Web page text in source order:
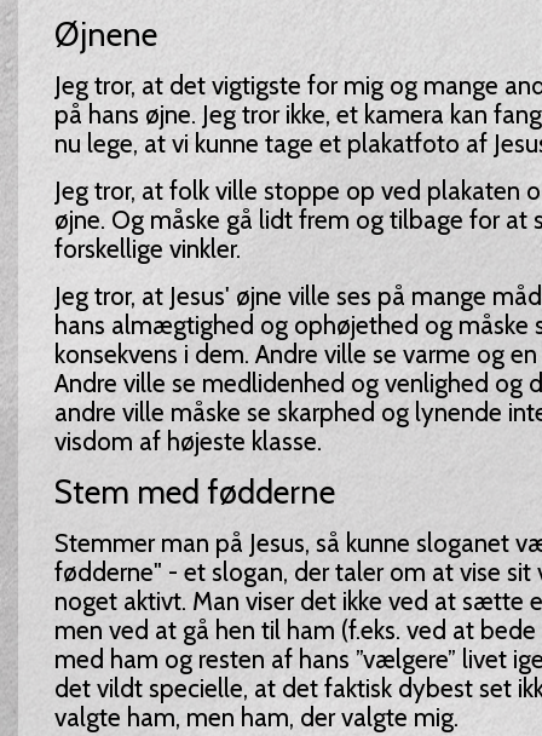
Øjnene
Jeg tror, at det vigtigste for mig og mange
på hans øjne. Jeg tror ikke, et kamera kan
nu lege, at vi kunne tage et plakatfoto af
Jeg tror, at folk ville stoppe op ved plakaten
øjne. Og måske gå lidt frem og tilbage for at
forskellige vinkler.
Jeg tror, at Jesus' øjne ville ses på mange
hans almægtighed og ophøjethed og måske
konsekvens i dem. Andre ville se varme og
Andre ville se medlidenhed og venlighed og
andre ville måske se skarphed og lynende
visdom af højeste klasse.
Stem med fødderne
Stemmer man på Jesus, så kunne sloganet
fødderne" - et slogan, der taler om at vise sit
noget aktivt. Man viser det ikke ved at sætte
men ved at gå hen til ham (f.eks. ved at
med ham og resten af hans ”vælgere” livet
det vildt specielle, at det faktisk dybest set
valgte ham, men ham, der valgte mig.